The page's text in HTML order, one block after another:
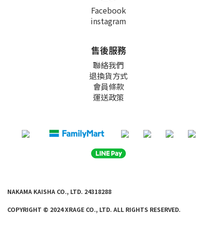
Facebook
instagram
售後服務
聯絡我們
退換貨方式
會員條款
運送政策
NAKAMA KAISHA CO., LTD. 24318288
COPYRIGHT © 2024 XRAGE CO., LTD. ALL RIGHTS RESERVED.